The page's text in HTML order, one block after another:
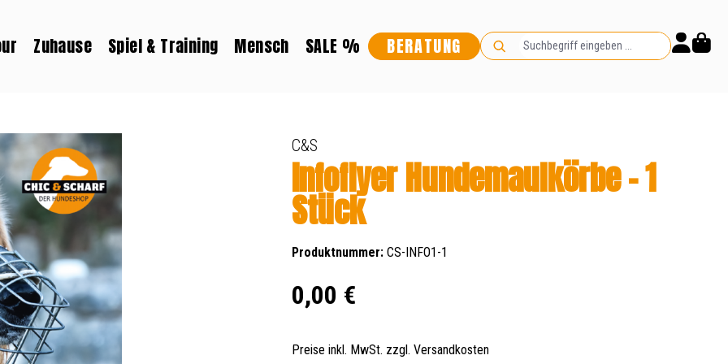
Zuhause Spiel & Training Mensch SALE % BERATUNG
C&S
Infoflyer Hundemaulkörbe - 1
Stück
Produktnummer:CS-INFO1-1
Regulärer Preis:
0,00 €
Preise inkl. MwSt. zzgl. Versandkosten